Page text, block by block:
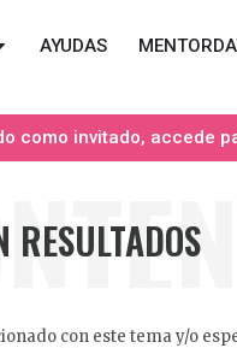
AYUDAS
como invitado, accede
RESULTADOS
con este tema y/o